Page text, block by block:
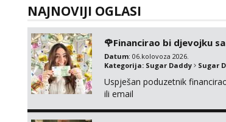
NAJNOVIJI OGLASI
🌹Financirao bi djevojku
Datum: 06.kolovoza 2026.
Kategorija: Sugar Daddy Sugar
Uspješan poduzetnik
ili email